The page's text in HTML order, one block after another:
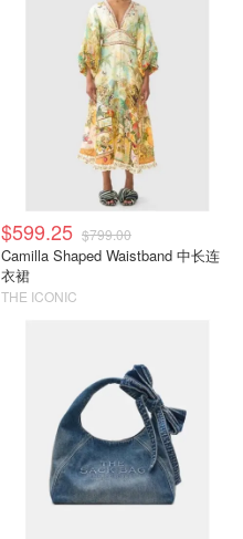
$599.25 $799.00
Camilla Shaped Waistband 中长连
衣裙
THE ICONIC